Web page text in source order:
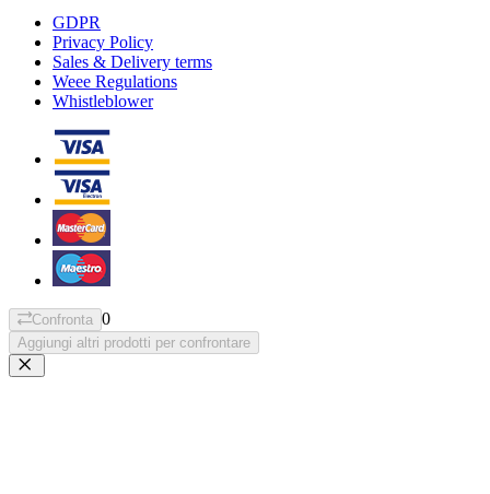
GDPR
Privacy Policy
Sales & Delivery terms
Weee Regulations
Whistleblower
Confronta 0
Aggiungi altri prodotti per confrontare